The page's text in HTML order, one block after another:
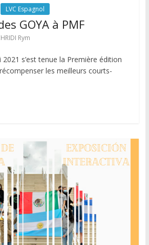
LVC Espagnol
GOYA à PMF
Rym
s’est tenue la Première édition
les meilleurs courts-